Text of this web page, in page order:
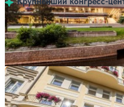
Профилей лечения:3
SPA
Санаторий Ulrika
Карловы Вары
Нет цен илиВыбрать